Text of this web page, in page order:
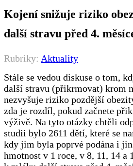
Kojení snižuje riziko
další stravu před 4.
Rubriky: Aktuality
Stále se vedou diskuse o tom,
další stravu (přikrmovat) krom
nezvyšuje riziko pozdější
zda je rozdíl, pokud začnete
výživě. Na tyto otázky chtěli
studii bylo 2611 dětí, které se
kdy jim byla poprvé podána i
hmotnost v 1 roce, v 8, 11, 14